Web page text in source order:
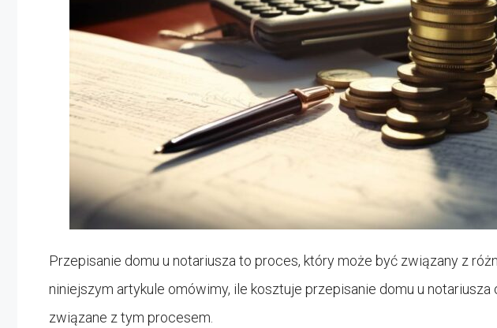
Przepisanie domu u notariusza to proces, który może być związany z
niniejszym artykule omówimy, ile kosztuje przepisanie domu u notariusza
związane z tym procesem.